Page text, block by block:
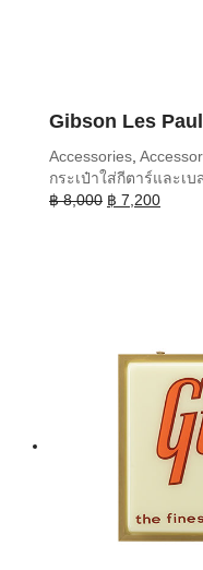
Gibson Les
Accessories,
กระเป๋าใส่กีตาร์และเบ
฿8,000 Original
฿ 7,200Current